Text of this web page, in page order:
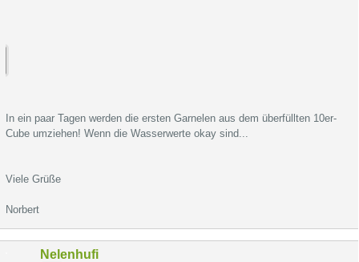
In ein paar Tagen werden die ersten Garnelen aus dem überfüllten 10er-
Cube umziehen! Wenn die Wasserwerte okay sind...
Viele Grüße
Norbert
Nelenhufi